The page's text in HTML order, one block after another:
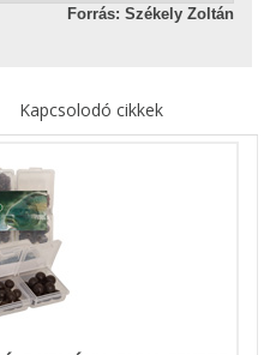
Forrás: Székely Zoltán
Kapcsolodó cikkek